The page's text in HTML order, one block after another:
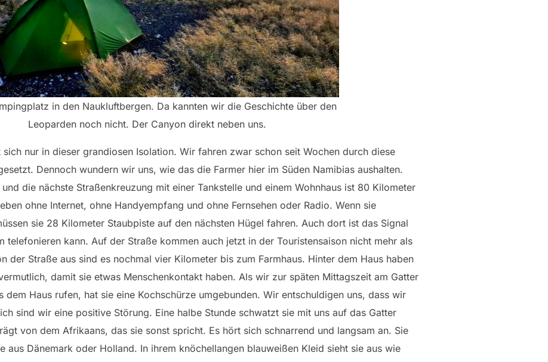
in den Naukluftbergen. Da kannten wir die Geschichte über den
Leoparden noch nicht. Der Canyon direkt neben uns.
sich nur in dieser grandiosen Isolation. Wir fahren zwar schon seit Wochen durch diese
Dennoch wundern wir uns, wie das die Farmer hier im Süden Namibias aushalten.
die nächste Straßenkreuzung mit einer Tankstelle und einem Wohnhaus ist 80 Kilometer
ohne Internet, ohne Handyempfang und ohne Fernsehen oder Radio. Wenn sie
sie 28 Kilometer Staubpiste auf den nächsten Hügel fahren. Auch dort ist das Signal
telefonieren kann. Auf der Straße kommen auch jetzt in der Touristensaison nicht mehr als
der Straße aus sind es nochmal vier Kilometer bis zum Farmhaus. Hinter dem Haus haben
damit sie etwas Menschenkontakt haben. Als wir zur späten Mittagszeit am Gatter
dem Haus rufen, hat sie eine Kochschürze umgebunden. Wir entschuldigen uns, dass wir
sind wir eine positive Störung. Eine halbe Stunde schwatzt sie mit uns auf das Gatter
von dem Afrikaans, das sie sonst spricht. Es hört sich schnarrend und langsam an. Sie
aus Dänemark oder Holland. In ihrem knöchellangen blauweißen Kleid sieht sie aus wie